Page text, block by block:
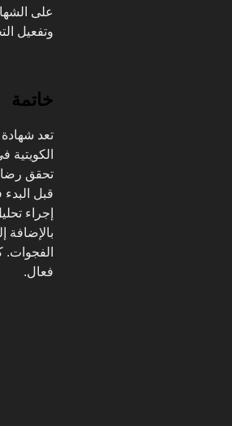
على
وتفعيل
خاتمة
تعد
تحقق
قبل
فعال.